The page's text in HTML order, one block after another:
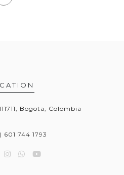
Bogota, Colombia
601 744 1793